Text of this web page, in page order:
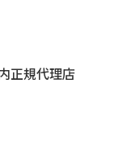
正規代理店